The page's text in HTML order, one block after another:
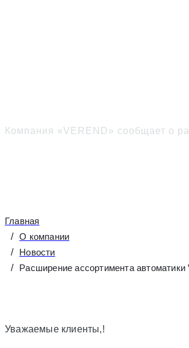
Компания «VEREND» сообщает о
Главная
О компании
Новости
Расширение ассортимента автоматики
Уважаемые клиенты,!